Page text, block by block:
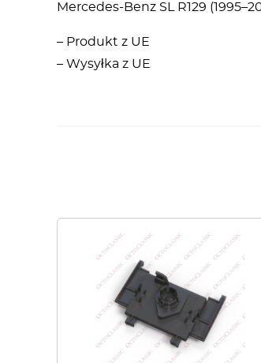
Mercedes-Benz SL R129
– Produkt z UE
– Wysyłka z UE